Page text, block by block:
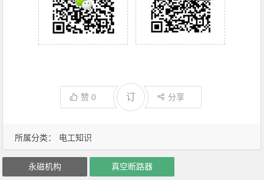
所属分类： 电工知识
赞0 订 分享
永磁机构 真空断路器